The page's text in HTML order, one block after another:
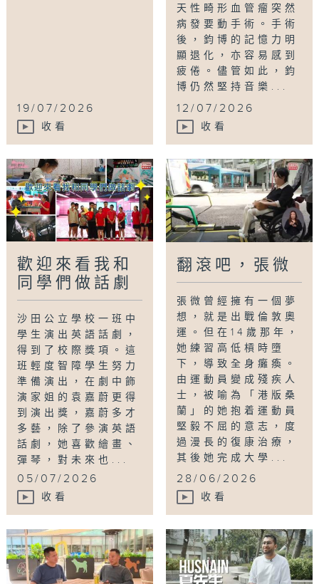
19/07/2026
收看
天性畸形血管瘤突然
病發要動手術。手術
後，鈞博的記憶力明
顯退化，亦容易感到
疲倦。儘管如此，鈞
博仍然堅持音樂...
12/07/2026
收看
歡迎來看我和
同學們做話劇
沙田公立學校一班中
學生演出英語話劇，
得到了校際獎項。這
班輕度智障學生努力
準備演出，在劇中飾
演家姐的袁嘉蔚更得
到演出獎，嘉蔚多才
多藝，除了參演英語
話劇，她喜歡繪畫、
彈琴，對未來也...
05/07/2026
收看
翻滾吧，張微
張微曾經擁有一個夢
想，就是出戰倫敦奧
運。但在14歲那年，
她練習高低槓時墮
下，導致全身癱瘓。
由運動員變成殘疾人
士，被喻為「港版桑
蘭」的她抱着運動員
堅毅不屈的意志，度
過漫長的復康治療，
其後她完成大學...
28/06/2026
收看